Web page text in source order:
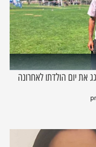
את יום הולדתו לאחרונה